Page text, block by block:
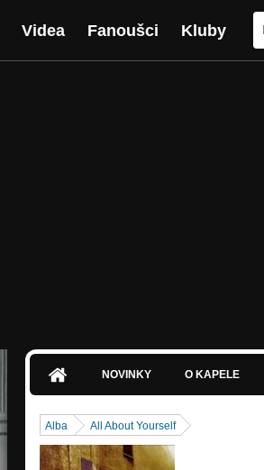
Videa Fanoušci Kluby
NOVINKY O KAPELE
Alba All About Yourself